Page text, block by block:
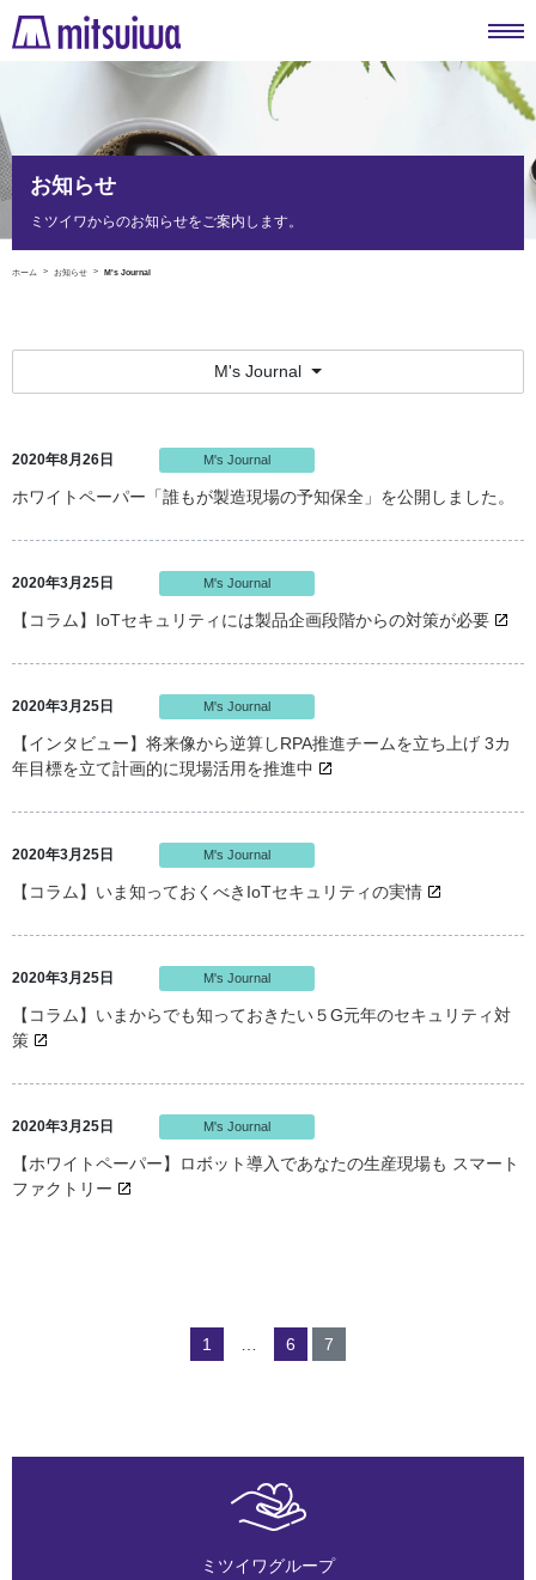
ホーム お知らせ M's Journal
お知らせ
ミツイワからのお知らせをご案内します。
2020年8月26日 M's Journal
ホワイトペーパー「誰もが製造現場の予知保全」を公開しました。
2020年3月25日 M's Journal
【コラム】IoTセキュリティには製品企画段階からの対策が必要
2020年3月25日 M's Journal
【インタビュー】将来像から逆算しRPA推進チームを立ち上げ 3カ
年目標を立て計画的に現場活用を推進中
2020年3月25日 M's Journal
【コラム】いま知っておくべきIoTセキュリティの実情
2020年3月25日 M's Journal
【コラム】いまからでも知っておきたい５G元年のセキュリティ対
策
2020年3月25日 M's Journal
【ホワイトペーパー】ロボット導入であなたの生産現場も スマート
ファクトリー
1 6 7
ミツイワグループ
M's Journal